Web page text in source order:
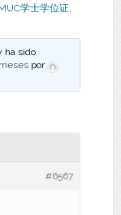
学士学位证,
ha sido
por
#6567